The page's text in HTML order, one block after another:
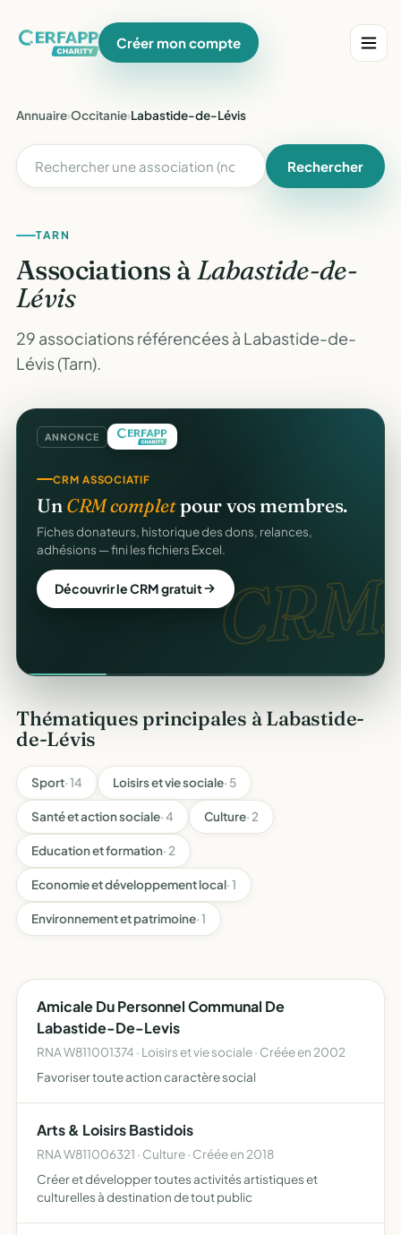
Créer mon compte
Annuaire›Occitanie›Labastide-de-Lévis
Rechercher
TARN
Associations àLabastide-de-
Lévis
29 associations référencées à Labastide-de-
Lévis (Tarn).
ANNONCE
CRM.
CRM ASSOCIATIF
Un CRM completpour vos membres.
Fiches donateurs, historique des dons, relances,
adhésions — fini les fichiers Excel.
Découvrir le CRM gratuit
Thématiques principales à Labastide-
de-Lévis
Sport· 14 Loisirs et vie sociale· 5
Santé et action sociale· 4 Culture· 2
Education et formation· 2
Economie et développement local· 1
Environnement et patrimoine· 1
Amicale Du Personnel Communal De
Labastide-De-Levis
RNA W811001374 · Loisirs et vie sociale · Créée en 2002
Favoriser toute action caractère social
Arts & Loisirs Bastidois
RNA W811006321 · Culture · Créée en 2018
Créer et développer toutes activités artistiques et
culturelles à destination de tout public